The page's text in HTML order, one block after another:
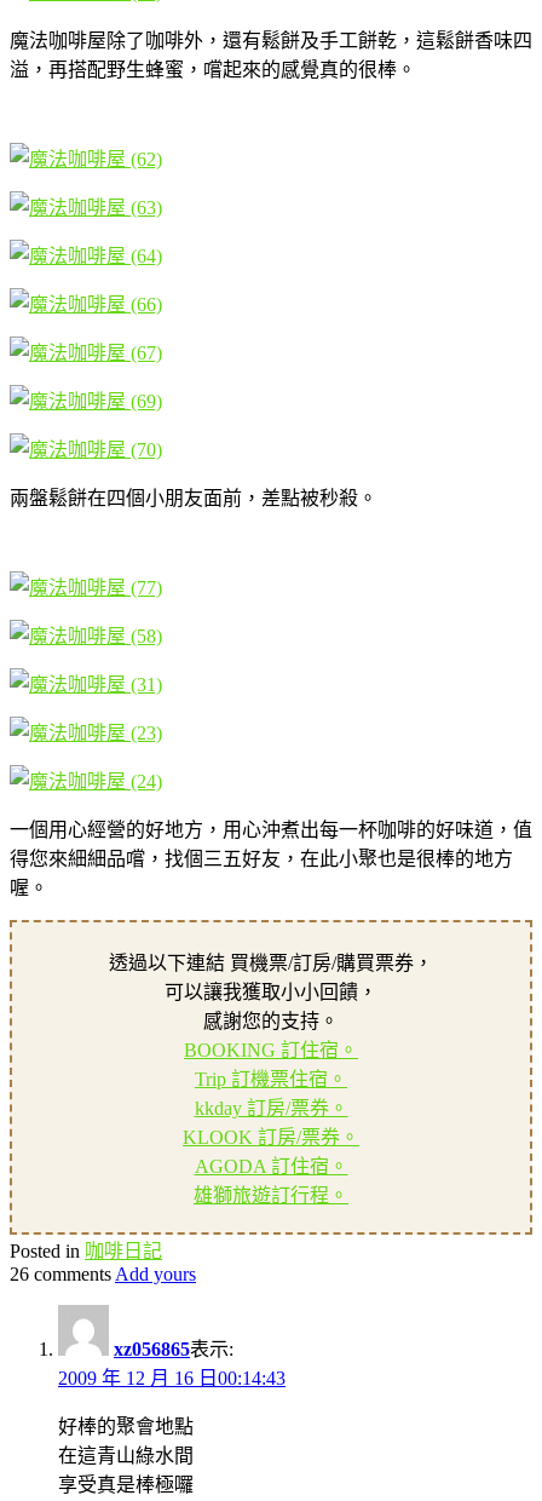
魔法咖啡屋除了咖啡外，還有鬆餅及手工餅乾，這鬆餅香味四
溢，再搭配野生蜂蜜，嚐起來的感覺真的很棒。
兩盤鬆餅在四個小朋友面前，差點被秒殺。
一個用心經營的好地方，用心沖煮出每一杯咖啡的好味道，值
得您來細細品嚐，找個三五好友，在此小聚也是很棒的地方
喔。
透過以下連結 買機票/訂房/購買票券，
可以讓我獲取小小回饋，
感謝您的支持。
BOOKING 訂住宿。
Trip 訂機票住宿。
kkday 訂房/票券。
KLOOK 訂房/票券。
AGODA 訂住宿。
雄獅旅遊訂行程。
Posted in 咖啡日記
26 comments Add yours
xz056865表示:
2009 年 12 月 16 日00:14:43
好棒的聚會地點
在這青山綠水間
享受真是棒極囉